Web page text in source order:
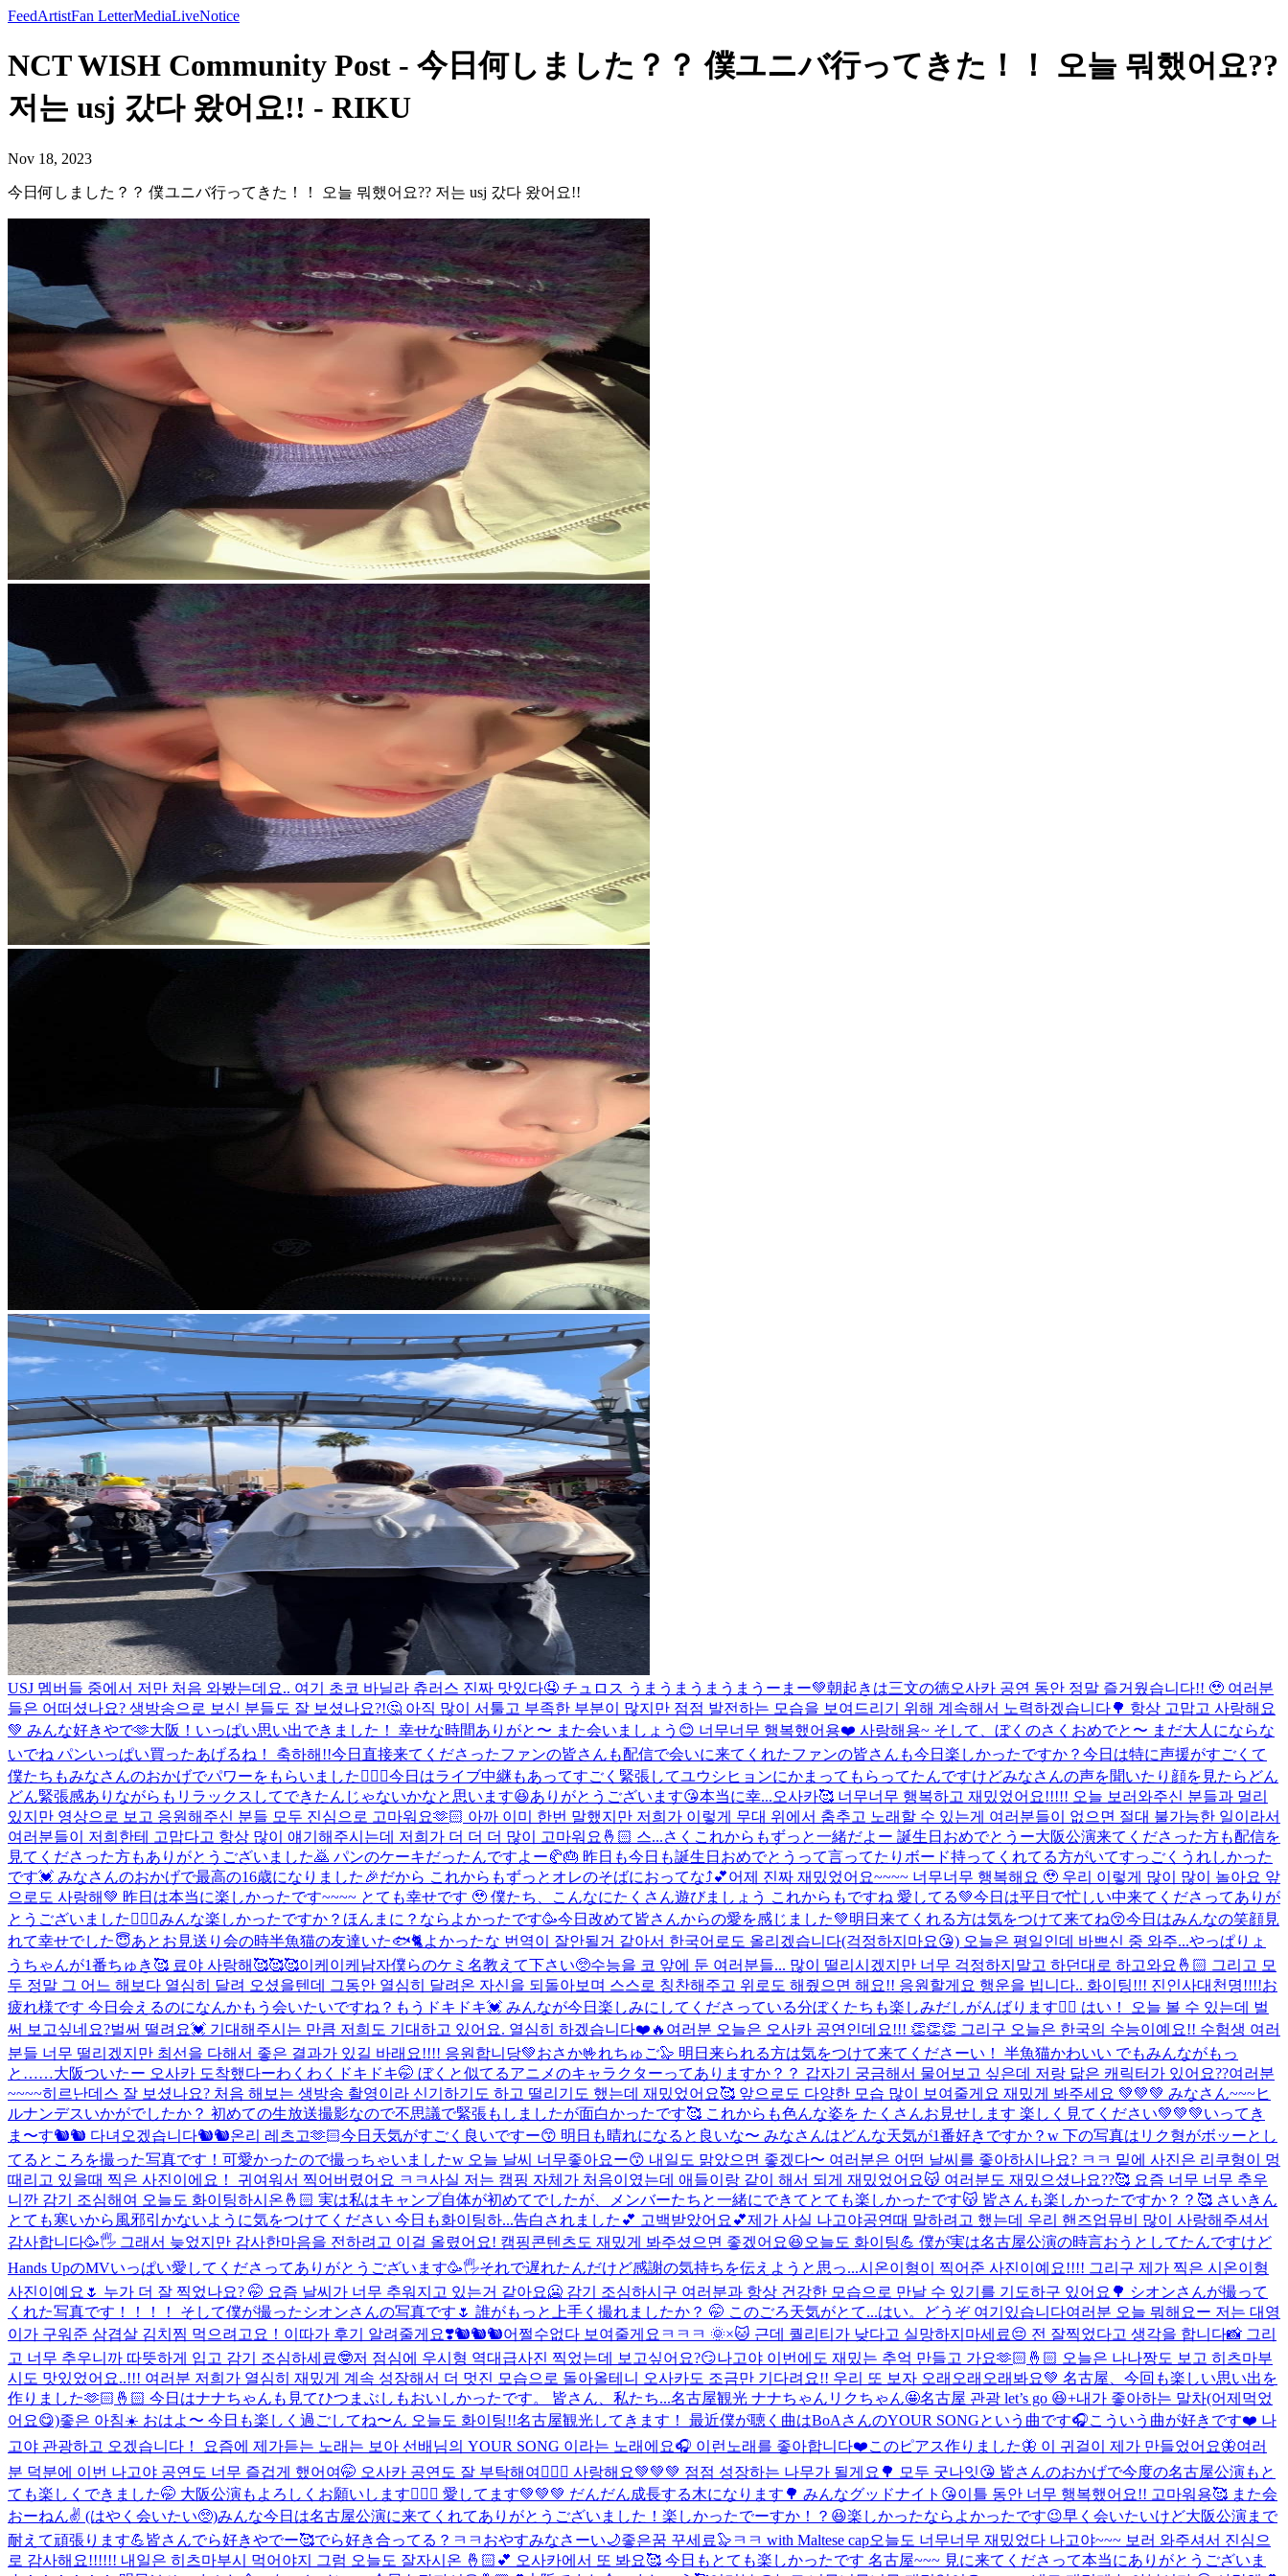
FeedArtistFan LetterMediaLiveNotice
NCT WISH Community Post - 今日何しました？？ 僕ユニバ行ってきた！！ 오늘 뭐했어요??
저는 usj 갔다 왔어요!! - RIKU
Nov 18, 2023
今日何しました？？ 僕ユニバ行ってきた！！ 오늘 뭐했어요?? 저는 usj 갔다 왔어요!!
USJ 멤버들 중에서 저만 처음 와봤는데요.. 여기 초코 바닐라 츄러스 진짜 맛있다🤤 チュロス うまうまうまうまうーまー💚朝起きは三文の徳오사카 공연 동안 정말 즐거웠습니다!! 🥹 여러분
들은 어떠셨나요? 생방송으로 보신 분들도 잘 보셨나요?!🤔 아직 많이 서툴고 부족한 부분이 많지만 점점 발전하는 모습을 보여드리기 위해 계속해서 노력하겠습니다🌳 항상 고맙고 사랑해요
💚 みんな好きやで🫶大阪！いっぱい思い出できました！ 幸せな時間ありがと〜 また会いましょう😊 너무너무 행복했어용❤️ 사랑해용~ そして、ぼくのさくおめでと〜 まだ大人にならな
いでね パンいっぱい買ったあげるね！ 축하해!!今日直接来てくださったファンの皆さんも配信で会いに来てくれたファンの皆さんも今日楽しかったですか？今日は特に声援がすごくて
僕たちもみなさんのおかげでパワーをもらいました🙇🏻‍♂️今日はライブ中継もあってすごく緊張してユウシヒョンにかまってもらってたんですけどみなさんの声を聞いたり顔を見たらどん
どん緊張感ありながらもリラックスしてできたんじゃないかなと思います😆ありがとうございます😘本当に幸...오사카🥰 너무너무 행복하고 재밌었어요!!!!! 오늘 보러와주신 분들과 멀리
있지만 영상으로 보고 응원해주신 분들 모두 진심으로 고마워요🫶🏻 아까 이미 한번 말했지만 저희가 이렇게 무대 위에서 춤추고 노래할 수 있는게 여러분들이 없으면 절대 불가능한 일이라서
여러분들이 저희한테 고맙다고 항상 많이 얘기해주시는데 저희가 더 더 더 많이 고마워요🤞🏻 스...さくこれからもずっと一緒だよー 誕生日おめでとうー大阪公演来てくださった方も配信を
見てくださった方もありがとうございました🙇 パンのケーキだったんですよー🥐🎂 昨日も今日も誕生日おめでとうって言ってたりボード持ってくれてる方がいてすっごくうれしかった
です💓 みなさんのおかげで最高の16歳になりました🎉だから これからもずっとオレのそばにおってな⤴︎💕어제 진짜 재밌었어요~~~~ 너무너무 행복해요 🥹 우리 이렇게 많이 많이 놀아요 앞
으로도 사랑해💚 昨日は本当に楽しかったです~~~~ とても幸せです 🥹 僕たち、こんなにたくさん遊びましょう これからもですね 愛してる💚今日は平日で忙しい中来てくださってありが
とうございました🙇🏻‍♂️みんな楽しかったですか？ほんまに？ならよかったです🥳今日改めて皆さんからの愛を感じました💚明日来てくれる方は気をつけて来てね😚今日はみんなの笑顔見
れて幸せでした😇あとお見送り会の時半魚猫の友達いた🐟🐈よかったな 번역이 잘안될거 같아서 한국어로도 올리겠습니다(걱정하지마요😘) 오늘은 평일인데 바쁘신 중 와주...やっぱりょ
うちゃんが1番ちゅき🥰 료야 사랑해🥰🥰🥰이케이케남자僕らのケミ名教えて下さい🥺수능을 코 앞에 둔 여러분들... 많이 떨리시겠지만 너무 걱정하지말고 하던대로 하고와요🤞🏻 그리고 모
두 정말 그 어느 해보다 열심히 달려 오셨을텐데 그동안 열심히 달려온 자신을 되돌아보며 스스로 칭찬해주고 위로도 해줬으면 해요!! 응원할게요 행운을 빕니다.. 화이팅!!! 진인사대천명!!!!お
疲れ様です 今日会えるのになんかもう会いたいですね？もうドキドキ💓 みんなが今日楽しみにしてくださっている分ぼくたちも楽しみだしがんばります❤️‍🔥 はい！ 오늘 볼 수 있는데 벌
써 보고싶네요?벌써 떨려요💓 기대해주시는 만큼 저희도 기대하고 있어요. 열심히 하겠습니다❤️🔥 여러분 오늘은 오사카 공연인데요!!! 👏👏👏 그리구 오늘은 한국의 수능이예요!! 수험생 여러
분들 너무 떨리겠지만 최선을 다해서 좋은 결과가 있길 바래요!!!! 응원합니당💚おさか🤟れちゅご🦭 明日来られる方は気をつけて来てくださーい！ 半魚猫かわいい でもみんながもっ
と……大阪ついたー 오사카 도착했다ーわくわくドキドキ🤭 ぼくと似てるアニメのキャラクターってありますか？？ 갑자기 궁금해서 물어보고 싶은데 저랑 닮은 캐릭터가 있어요??여러분
~~~~히르난데스 잘 보셨나요? 처음 해보는 생방송 촬영이라 신기하기도 하고 떨리기도 했는데 재밌었어요🥰 앞으로도 다양한 모습 많이 보여줄게요 재밌게 봐주세요 💚💚💚 みなさん~~~ヒ
ルナンデスいかがでしたか？ 初めての生放送撮影なので不思議で緊張もしましたが面白かったです🥰 これからも色んな姿を たくさんお見せします 楽しく見てください💚💚💚いってき
ま〜す🐿🐿 다녀오겠습니다🐿🐿온리 레츠고🫶🏻今日天気がすごく良いですー😙 明日も晴れになると良いな〜 みなさんはどんな天気が1番好きですか？w 下の写真はリク형がボッーとし
てるところを撮った写真です！可愛かったので撮っちゃいましたw 오늘 날씨 너무좋아요ー😙 내일도 맑았으면 좋겠다〜 여러분은 어떤 날씨를 좋아하시나요? ㅋㅋ 밑에 사진은 리쿠형이 멍
때리고 있을때 찍은 사진이에요！ 귀여워서 찍어버렸어요 ㅋㅋ사실 저는 캠핑 자체가 처음이였는데 애들이랑 같이 해서 되게 재밌었어요😽 여러분도 재밌으셨나요??🥰 요즘 너무 너무 추우
니깐 감기 조심해여 오늘도 화이팅하시온🤞🏻 実は私はキャンプ自体が初めてでしたが、メンバーたちと一緒にできてとても楽しかったです😽 皆さんも楽しかったですか？？🥰 さいきん
とても寒いから風邪引かないように気をつけてください 今日も화이팅하...告白されました💕 고백받았어요💕제가 사실 나고야공연때 말하려고 했는데 우리 핸즈업뮤비 많이 사랑해주셔서
감사합니다🥳🖐️ 그래서 늦었지만 감사한마음을 전하려고 이걸 올렸어요! 캠핑콘텐츠도 재밌게 봐주셨으면 좋겠어요😆오늘도 화이팅💪 僕が実は名古屋公演の時言おうとしてたんですけど
Hands UpのMVいっぱい愛してくださってありがとうございます🥳🖐️それで遅れたんだけど感謝の気持ちを伝えようと思っ...시온이형이 찍어준 사진이예요!!!! 그리구 제가 찍은 시온이형
사진이예요🌷 누가 더 잘 찍었나요? 🤭 요즘 날씨가 너무 추워지고 있는거 같아요🥶 감기 조심하시구 여러분과 항상 건강한 모습으로 만날 수 있기를 기도하구 있어요🌳 シオンさんが撮って
くれた写真です！！！！ そして僕が撮ったシオンさんの写真です🌷 誰がもっと上手く撮れましたか？ 🤭 このごろ天気がとて...はい。どうぞ 여기있습니다여러분 오늘 뭐해요ー 저는 대영
이가 구워준 삼겹살 김치찜 먹으려고요！이따가 후기 알려줄게요❣️🐿️🐿️🐿️어쩔수없다 보여줄게요ㅋㅋㅋ 🌞×🐱 근데 퀄리티가 낮다고 실망하지마세료😔 전 잘찍었다고 생각을 합니다📸 그리
고 너무 추우니까 따뜻하게 입고 감기 조심하세료🤓저 점심에 우시형 역대급사진 찍었는데 보고싶어요?😏나고야 이번에도 재밌는 추억 만들고 가요🫶🏻🤞🏻 오늘은 나나짱도 보고 히츠마부
시도 맛있었어요..!!! 여러분 저희가 열심히 재밌게 계속 성장해서 더 멋진 모습으로 돌아올테니 오사카도 조금만 기다려요!! 우리 또 보자 오래오래오래봐요💚 名古屋、今回も楽しい思い出を
作りました🫶🏻🤞🏻 今日はナナちゃんも見てひつまぶしもおいしかったです。 皆さん、私たち...名古屋観光 ナナちゃんリクちゃん🤩名古屋 관광 let’s go 😆+내가 좋아하는 말차(어제먹었
어요😋)좋은 아침☀️ おはよ〜 今日も楽しく過ごしてね〜ん 오늘도 화이팅!!名古屋観光してきます！ 最近僕が聴く曲はBoAさんのYOUR SONGという曲です🎧こういう曲が好きです❤️ 나
고야 관광하고 오겠습니다！ 요즘에 제가듣는 노래는 보아 선배님의 YOUR SONG 이라는 노래에요🎧 이런노래를 좋아합니다❤️このピアス作りました🦋 이 귀걸이 제가 만들었어요🦋여러
분 덕분에 이번 나고야 공연도 너무 즐겁게 했어여🤭 오사카 공연도 잘 부탁해여🙇🏻‍♂️ 사랑해요💚💚💚 점점 성장하는 나무가 될게요🌳 모두 굿나잇😘 皆さんのおかげで今度の名古屋公演もと
ても楽しくできました🤭 大阪公演もよろしくお願いします🙇🏻‍♂️ 愛してます💚💚💚 だんだん成長する木になります🌳 みんなグッドナイト😘이틀 동안 너무 행복했어요!! 고마워용🥰 また会
おーねん✌️ (はやく会いたい🥺)みんな今日は名古屋公演に来てくれてありがとうございました！楽しかったでーすか！？😆楽しかったならよかったです😉早く会いたいけど大阪公演まで
耐えて頑張ります💪皆さんでら好きやでー🥰でら好き合ってる？ㅋㅋおやすみなさーい🌙좋은꿈 꾸세료🦭ㅋㅋ with Maltese cap오늘도 너무너무 재밌었다 나고야~~~ 보러 와주셔서 진심으
로 감사해요!!!!!! 내일은 히츠마부시 먹어야지 그럼 오늘도 잘자시온 🤞🏻💕 오사카에서 또 봐요🥰 今日もとても楽しかったです 名古屋~~~ 見に来てくださって本当にありがとうございま